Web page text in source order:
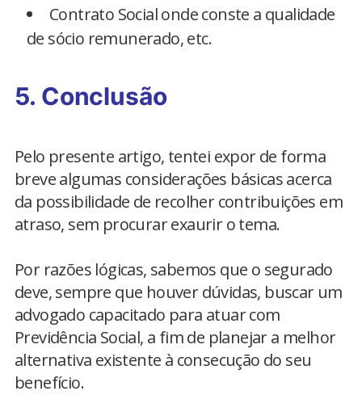
Contrato Social onde conste a qualidade
de sócio remunerado, etc.
5. Conclusão
Pelo presente artigo, tentei expor de forma
breve algumas considerações básicas acerca
da possibilidade de recolher contribuições em
atraso, sem procurar exaurir o tema.
Por razões lógicas, sabemos que o segurado
deve, sempre que houver dúvidas, buscar um
advogado capacitado para atuar com
Previdência Social, a fim de planejar a melhor
alternativa existente à consecução do seu
benefício.